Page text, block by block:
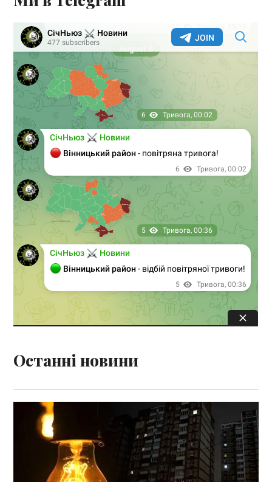
Останні новини